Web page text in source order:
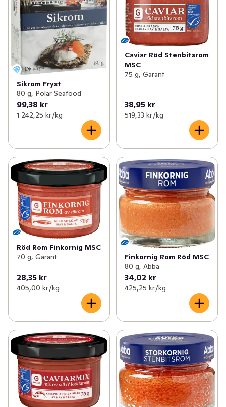
Sikrom Fryst
80 g, Polar Seafood
99,38 kr
1 242,25 kr /kg
Caviar Röd Stenbitsrom
MSC
75 g, Garant
38,95 kr
519,33 kr /kg
Röd Rom Finkornig MSC
70 g, Garant
28,35 kr
405,00 kr /kg
Finkornig Rom Röd MSC
80 g, Abba
34,02 kr
425,25 kr /kg